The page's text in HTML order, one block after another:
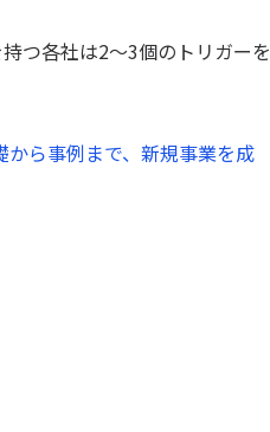
つ各社は2～3個のトリガーを
ら事例まで、新規事業を成